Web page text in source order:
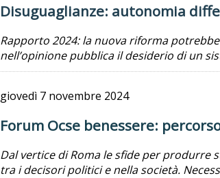
Disuguaglianze: autonomia
Rapporto 2024: la nuova riforma
nell’opinione pubblica il desiderio di un
giovedì 7 novembre 2024
Forum Ocse benessere:
Dal vertice di Roma le sfide per produrre
tra i decisori politici e nella società.